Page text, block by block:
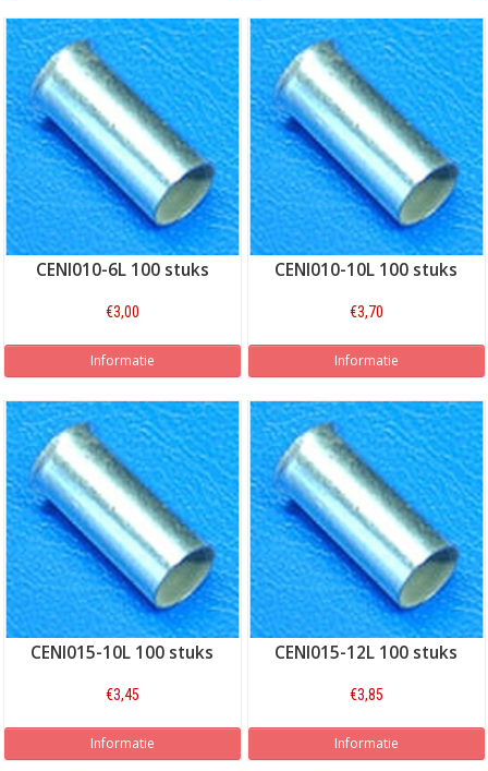
CENI010-6L 100 stuks
€3,00
Informatie
CENI010-10L 100 stuks
€3,70
Informatie
CENI015-10L 100 stuks
€3,45
Informatie
CENI015-12L 100 stuks
€3,85
Informatie